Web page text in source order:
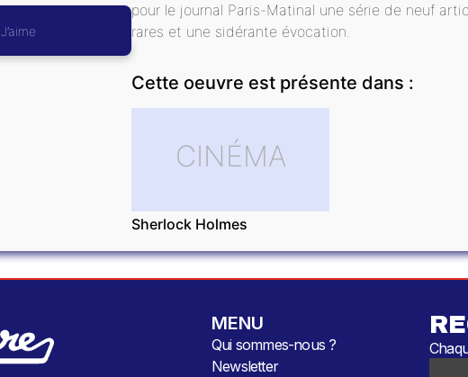
J’aime
pour le journal Paris-Matinal une série de neuf
rares et une sidérante évocation.
Cette oeuvre est présente dans :
CINÉMA
Sherlock Holmes
MENU
Qui sommes-nous ?
Newsletter